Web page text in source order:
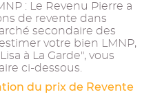
: Le Revenu Pierre a
de revente dans
secondaire des
votre bien LMNP,
à La Garde", vous
ci-dessous.
du prix de Revente